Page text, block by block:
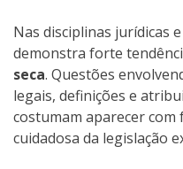
Nas disciplinas jurídicas
demonstra forte
seca. Questões
legais, definições e
costumam aparecer
cuidadosa da legislação